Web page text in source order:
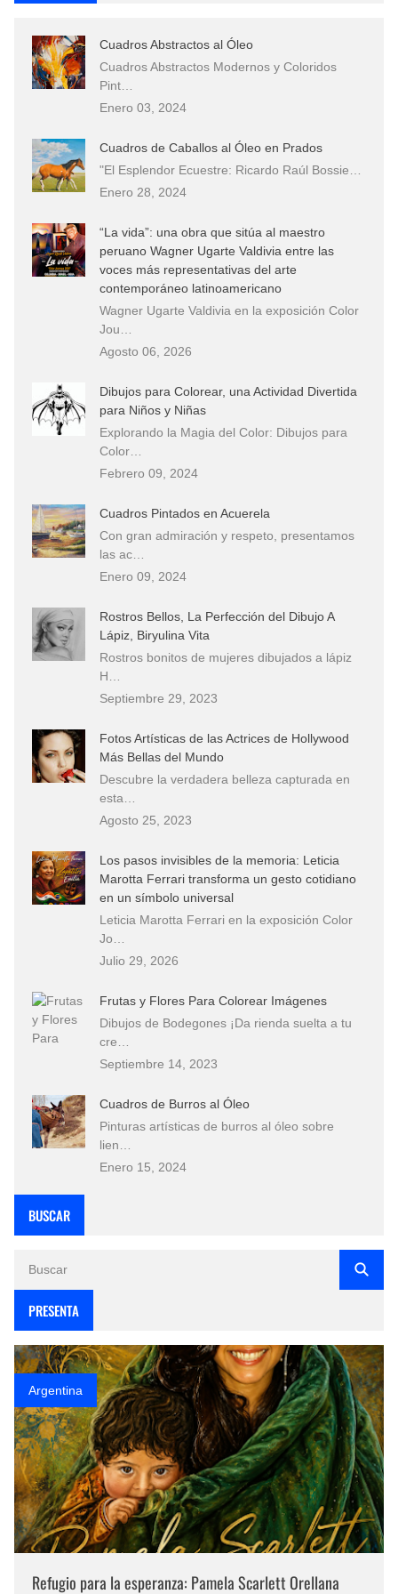
Cuadros Abstractos al Óleo
Cuadros Abstractos Modernos y Coloridos
Pint…
Enero 03, 2024
Cuadros de Caballos al Óleo en Prados
"El Esplendor Ecuestre: Ricardo Raúl Bossie…
Enero 28, 2024
“La vida”: una obra que sitúa al maestro
peruano Wagner Ugarte Valdivia entre las
voces más representativas del arte
contemporáneo latinoamericano
Wagner Ugarte Valdivia en la exposición Color
Jou…
Agosto 06, 2026
Dibujos para Colorear, una Actividad Divertida
para Niños y Niñas
Explorando la Magia del Color: Dibujos para
Color…
Febrero 09, 2024
Cuadros Pintados en Acuerela
Con gran admiración y respeto, presentamos
las ac…
Enero 09, 2024
Rostros Bellos, La Perfección del Dibujo A
Lápiz, Biryulina Vita
Rostros bonitos de mujeres dibujados a lápiz
H…
Septiembre 29, 2023
Fotos Artísticas de las Actrices de Hollywood
Más Bellas del Mundo
Descubre la verdadera belleza capturada en
esta…
Agosto 25, 2023
Los pasos invisibles de la memoria: Leticia
Marotta Ferrari transforma un gesto cotidiano
en un símbolo universal
Leticia Marotta Ferrari en la exposición Color
Jo…
Julio 29, 2026
Frutas y Flores Para Colorear Imágenes
Dibujos de Bodegones ¡Da rienda suelta a tu
cre…
Septiembre 14, 2023
Cuadros de Burros al Óleo
Pinturas artísticas de burros al óleo sobre
lien…
Enero 15, 2024
BUSCAR
PRESENTA
Argentina
Refugio para la esperanza: Pamela Scarlett Orellana